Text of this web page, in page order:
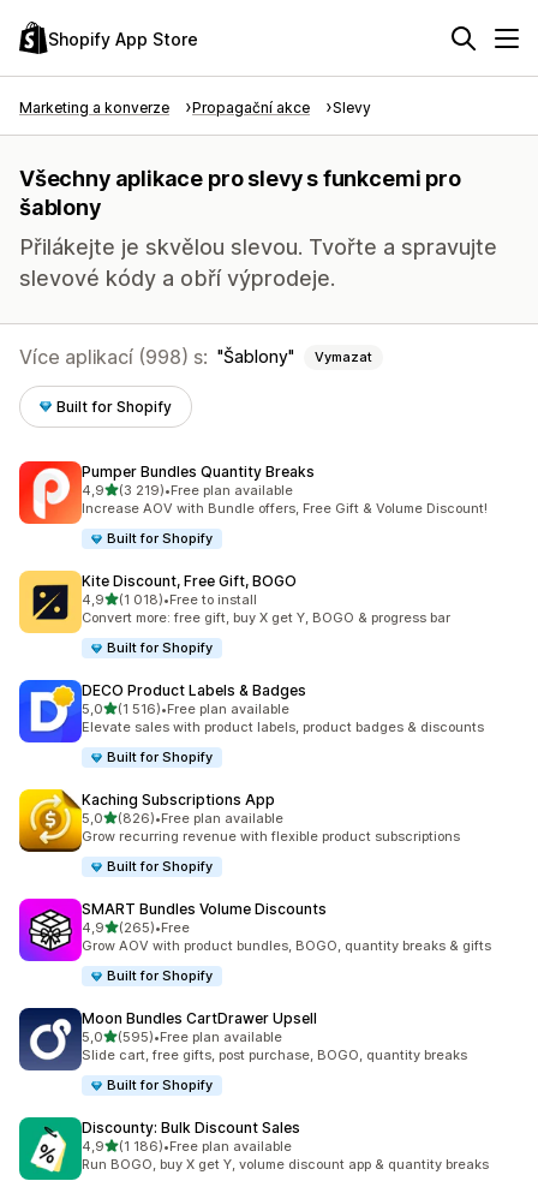
Shopify App Store
Marketing a konverze Propagační akce Slevy
Všechny aplikace pro slevy s funkcemi pro
šablony
Přilákejte je skvělou slevou. Tvořte a spravujte
slevové kódy a obří výprodeje.
Více aplikací (998) s: Šablony Vymazat
Built for Shopify
Pumper Bundles Quantity Breaks
4,9z 5 hvězd
(3 219)
Celkový počet recenzí: 3219
•Free plan available
Increase AOV with Bundle offers, Free Gift & Volume Discount!
Built for Shopify
Kite Discount, Free Gift, BOGO
4,9z 5 hvězd
(1 018)
Celkový počet recenzí: 1018
•Free to install
Convert more: free gift, buy X get Y, BOGO & progress bar
Built for Shopify
DECO Product Labels & Badges
5,0z 5 hvězd
(1 516)
Celkový počet recenzí: 1516
•Free plan available
Elevate sales with product labels, product badges & discounts
Built for Shopify
Kaching Subscriptions App
5,0z 5 hvězd
(826)
Celkový počet recenzí: 826
•Free plan available
Grow recurring revenue with flexible product subscriptions
Built for Shopify
SMART Bundles Volume Discounts
4,9z 5 hvězd
(265)
Celkový počet recenzí: 265
•Free
Grow AOV with product bundles, BOGO, quantity breaks & gifts
Built for Shopify
Moon Bundles CartDrawer Upsell
5,0z 5 hvězd
(595)
Celkový počet recenzí: 595
•Free plan available
Slide cart, free gifts, post purchase, BOGO, quantity breaks
Built for Shopify
Discounty: Bulk Discount Sales
4,9z 5 hvězd
(1 186)
Celkový počet recenzí: 1186
•Free plan available
Run BOGO, buy X get Y, volume discount app & quantity breaks